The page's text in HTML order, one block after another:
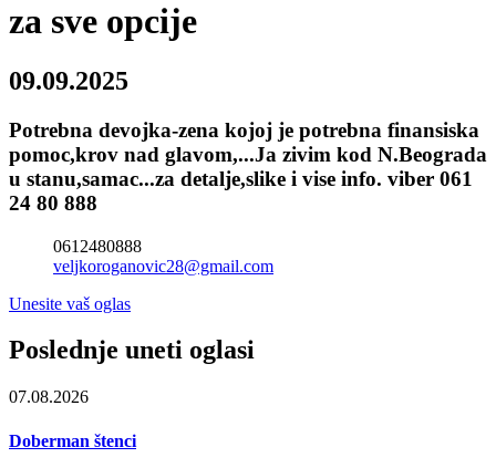
za sve opcije
09.09.2025
Potrebna devojka-zena kojoj je potrebna finansiska
pomoc,krov nad glavom,...Ja zivim kod N.Beograda
u stanu,samac...za detalje,slike i vise info. viber 061
24 80 888
0612480888
veljkoroganovic28@gmail.com
Unesite vaš oglas
Poslednje uneti oglasi
07.08.2026
Doberman štenci